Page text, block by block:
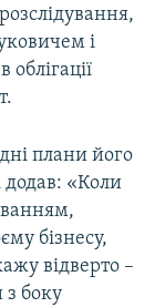
і
плани його
додав: «Коли
бізнесу,
відверто –
з боку